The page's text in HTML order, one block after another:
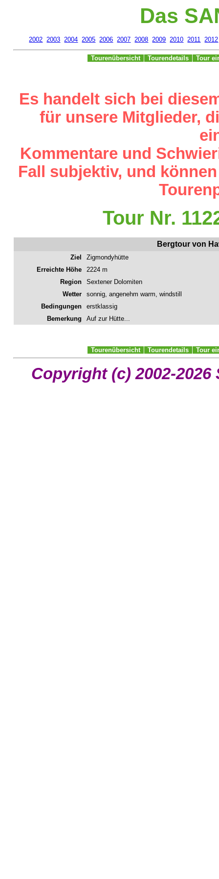
Das
2002 2003 2004 2005 2006 2007 2008 2009 2010 2011 2012
Tourenübersicht Tourendetails Tour
Es handelt sich bei
für unsere Mitglieder,
Kommentare und
Fall subjektiv, und
Tour Nr.
Bergtour von
Ziel
Zigmondyhütte
Erreichte Höhe
2224 m
Region
Sextener Dolomiten
Wetter
sonnig, angenehm warm, windstill
Bedingungen
erstklassig
Bemerkung
Auf zur Hütte...
Tourenübersicht Tourendetails Tour
Copyright (c) 2002-